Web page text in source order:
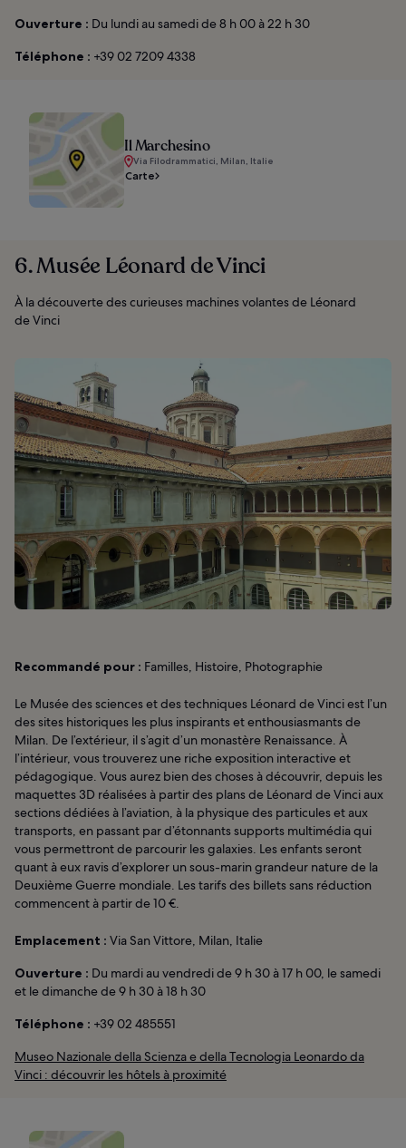
Ouverture : Du lundi au samedi de 8 h 00 à 22 h 30
Téléphone : +39 02 7209 4338
Il Marchesino
Via Filodrammatici, Milan, Italie
Carte
6. Musée Léonard de Vinci
À la découverte des curieuses machines volantes de Léonard
de Vinci
Recommandé pour : Familles, Histoire, Photographie
Le Musée des sciences et des techniques Léonard de Vinci est l’un
des sites historiques les plus inspirants et enthousiasmants de
Milan. De l’extérieur, il s’agit d’un monastère Renaissance. À
l’intérieur, vous trouverez une riche exposition interactive et
pédagogique. Vous aurez bien des choses à découvrir, depuis les
maquettes 3D réalisées à partir des plans de Léonard de Vinci aux
sections dédiées à l’aviation, à la physique des particules et aux
transports, en passant par d’étonnants supports multimédia qui
vous permettront de parcourir les galaxies. Les enfants seront
quant à eux ravis d’explorer un sous-marin grandeur nature de la
Deuxième Guerre mondiale. Les tarifs des billets sans réduction
commencent à partir de 10 €.
Emplacement : Via San Vittore, Milan, Italie
Ouverture : Du mardi au vendredi de 9 h 30 à 17 h 00, le samedi
et le dimanche de 9 h 30 à 18 h 30
Téléphone : +39 02 485551
Museo Nazionale della Scienza e della Tecnologia Leonardo da
Vinci : découvrir les hôtels à proximité